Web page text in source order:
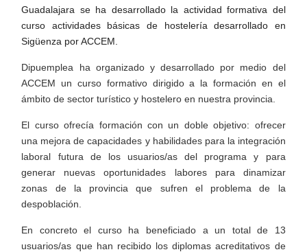
Guadalajara se ha desarrollado la actividad formativa del
curso actividades básicas de hostelería desarrollado en
Sigüenza por ACCEM.
Dipuemplea ha organizado y desarrollado por medio del
ACCEM un curso formativo dirigido a la formación en el
ámbito de sector turístico y hostelero en nuestra provincia.
El curso ofrecía formación con un doble objetivo: ofrecer
una mejora de capacidades y habilidades para la integración
laboral futura de los usuarios/as del programa y para
generar nuevas oportunidades labores para dinamizar
zonas de la provincia que sufren el problema de la
despoblación.
En concreto el curso ha beneficiado a un total de 13
usuarios/as que han recibido los diplomas acreditativos de